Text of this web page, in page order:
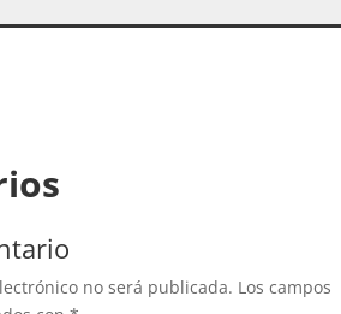
no será publicada. Los campos